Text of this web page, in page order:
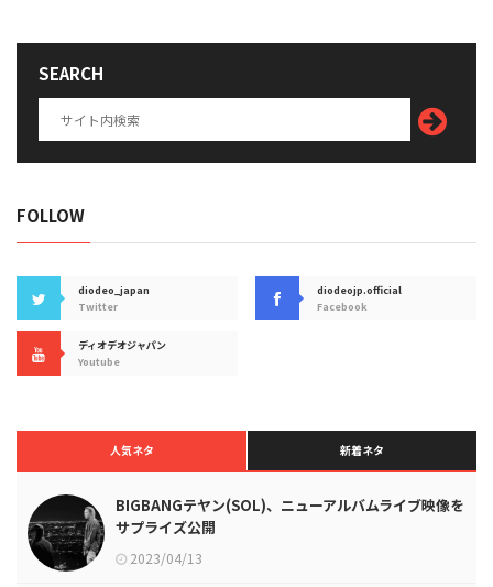
SEARCH
FOLLOW
diodeo_japan
Twitter
diodeojp.official
Facebook
ディオデオジャパン
Youtube
人気ネタ 新着ネタ
BIGBANGテヤン(SOL)、ニューアルバムライブ映像を
サプライズ公開
2023/04/13